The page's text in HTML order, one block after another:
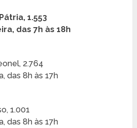
1.553
das 7h às 18h
2.764
das 8h às 17h
1.001
das 8h às 17h